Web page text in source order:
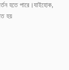
হতে পারে।যাইহোক,
হয়